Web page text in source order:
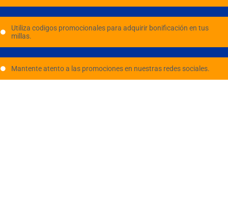
Utiliza codigos promocionales para adquirir bonificación en tus
millas.
Mantente atento a las promociones en nuestras redes sociales.